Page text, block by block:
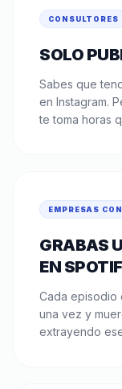
CONSULTORES
SOLO
Sabes que
en Instagram.
te toma horas
EMPRESAS
GRABAS
EN
Cada episodio
una vez y
extrayendo